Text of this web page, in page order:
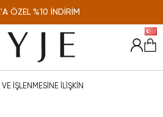
ÖZEL %10 İNDİRİM
İŞLENMESİNE İLİŞKİN